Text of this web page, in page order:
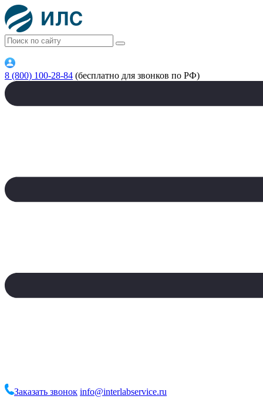
8 (800) 100-28-84 (бесплатно для звонков по РФ)
Заказать звонок info@interlabservice.ru